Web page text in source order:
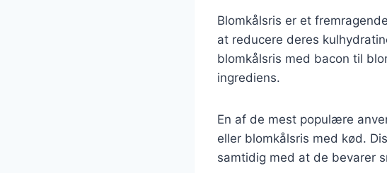
Blomkålsris er et
at reducere deres
blomkålsris med bacon til
ingrediens.
En af de mest populære
eller blomkålsris med kød.
samtidig med at de bevarer